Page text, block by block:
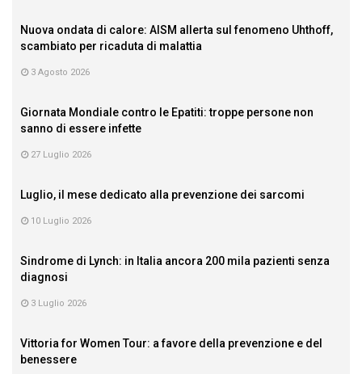
Nuova ondata di calore: AISM allerta sul fenomeno Uhthoff,
scambiato per ricaduta di malattia
3 Agosto 2026
Giornata Mondiale contro le Epatiti: troppe persone non
sanno di essere infette
27 Luglio 2026
Luglio, il mese dedicato alla prevenzione dei sarcomi
10 Luglio 2026
Sindrome di Lynch: in Italia ancora 200 mila pazienti senza
diagnosi
3 Luglio 2026
Vittoria for Women Tour: a favore della prevenzione e del
benessere